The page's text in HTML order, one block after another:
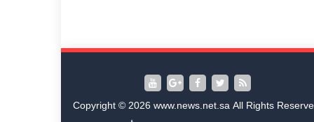
Copyright © 2026 www.news.net.sa All Rights